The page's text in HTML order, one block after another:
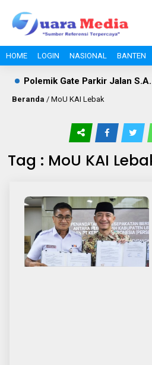
HOME LOGIN NASIONAL BANTEN
Polemik Gate Parkir Jalan S.A.
Beranda / MoU KAI Lebak
Tag : MoU KAI